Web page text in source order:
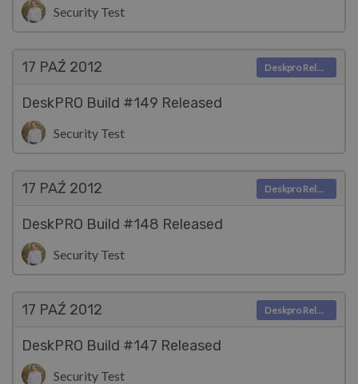
Security Test
17 PAŹ 2012
DeskPRO Build #149 Released
Security Test
Deskpro Releases
17 PAŹ 2012
DeskPRO Build #148 Released
Security Test
Deskpro Releases
17 PAŹ 2012
DeskPRO Build #147 Released
Security Test
Deskpro Releases